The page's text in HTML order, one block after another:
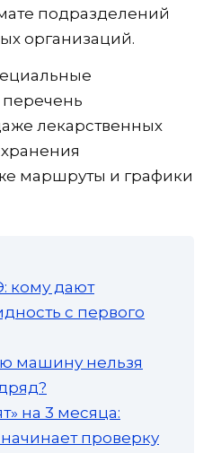
подразделений
организаций.
перечень
лекарственных
маршруты и графики
кому дают
с первого
машину нельзя
на 3 месяца:
проверку